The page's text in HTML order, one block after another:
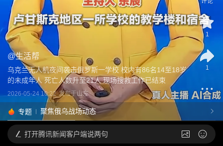
@生活帮
乌克兰无人机夜间袭击俄罗斯一学校 校内有86名14至18岁
的未成年人 死亡人数升至21人 现场搜救工作已结束
2026-05-24 10:22 发布于山东
专题 聚焦俄乌战场动态
1
1
打开腾讯新闻客户端说两句